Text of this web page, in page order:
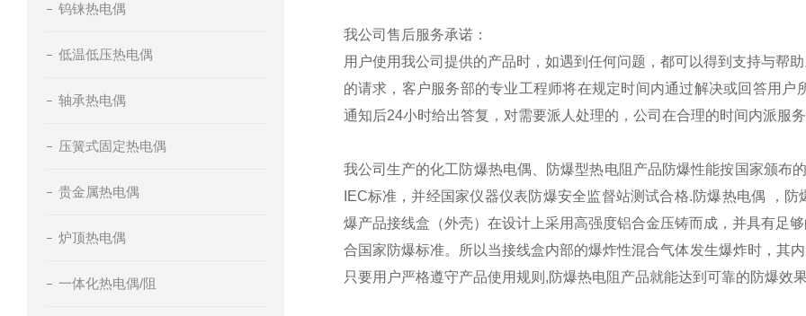
钨铼热电偶
低温低压热电偶
轴承热电偶
压簧式固定热电偶
贵金属热电偶
炉顶热电偶
一体化热电偶/阻
我公司售后服务承诺：
用户使用我公司提供的产品时，如遇到任何问题，都可以得到支持与帮
的请求，客户服务部的专业工程师将在规定时间内通过解决或回答用
通知后24小时给出答复，对需要派人处理的，公司在合理的时间内派服
我公司生产的化工防爆热电偶、防爆型热电阻产品防爆性能按国家颁布
IEC标准，并经国家仪器仪表防爆安全监督站测试合格.防爆热电偶 ，
爆产品接线盒（外壳）在设计上采用高强度铝合金压铸而成，并具有足
合国家防爆标准。所以当接线盒内部的爆炸性混合气体发生爆炸时，其
只要用户严格遵守产品使用规则,防爆热电阻产品就能达到可靠的防爆效果